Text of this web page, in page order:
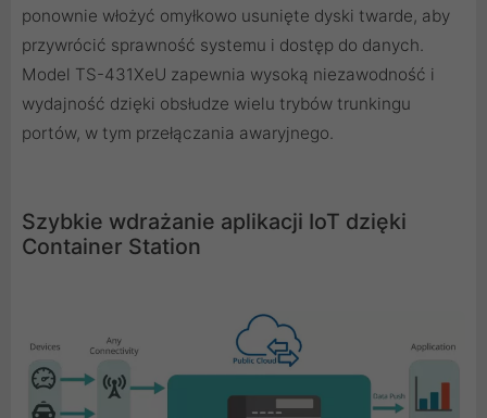
ponownie włożyć omyłkowo usunięte dyski twarde, aby
przywrócić sprawność systemu i dostęp do danych.
Model TS-431XeU zapewnia wysoką niezawodność i
wydajność dzięki obsłudze wielu trybów trunkingu
portów, w tym przełączania awaryjnego.
Szybkie wdrażanie aplikacji IoT dzięki
Container Station